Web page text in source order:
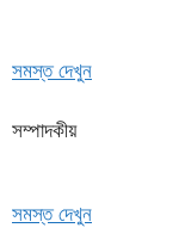
সমস্ত দেখুন
সম্পাদকীয়
সমস্ত দেখুন